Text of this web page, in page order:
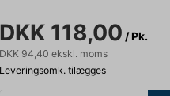
DKK 118,00 / Pk.
DKK 94,40 ekskl. moms
Leveringsomk. tilægges